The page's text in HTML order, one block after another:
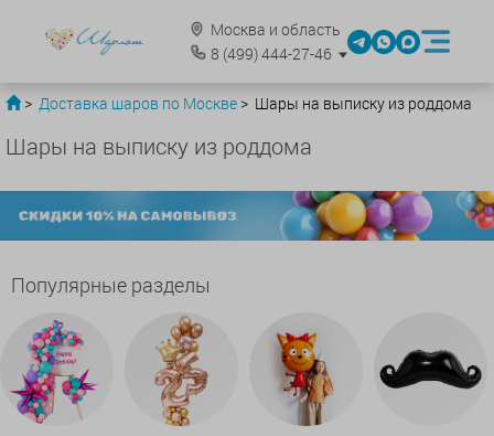
Москва и область
8 (499)444-27-46
Доставка шаров по Москве Шары на выписку из роддома
Шары на выписку из роддома
Популярные разделы